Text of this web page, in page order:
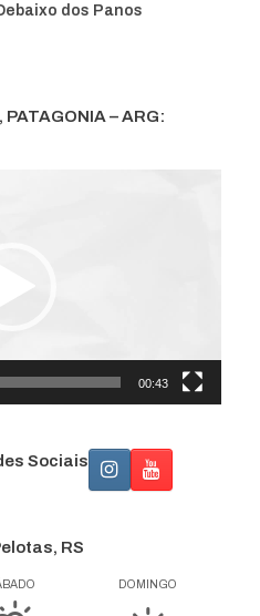
dos Panos
PATAGONIA – ARG:
00:43
Sociais
RS
DOMINGO